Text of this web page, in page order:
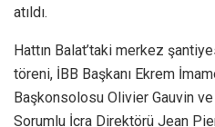
atıldı.
Hattın Balat’taki merkez
töreni, İBB Başkanı Ekrem
Başkonsolosu Olivier Gauvin
Sorumlu İcra Direktörü Jean